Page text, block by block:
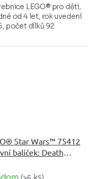
LEGO® pro děti,
od 4 let, rok uvedení
počet dílků 92
Star Wars™ 75412
balíček: Death